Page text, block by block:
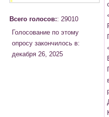
Всего голосов:: 29010
Голосование по этому
опросу закончилось в:
декабря 26, 2025